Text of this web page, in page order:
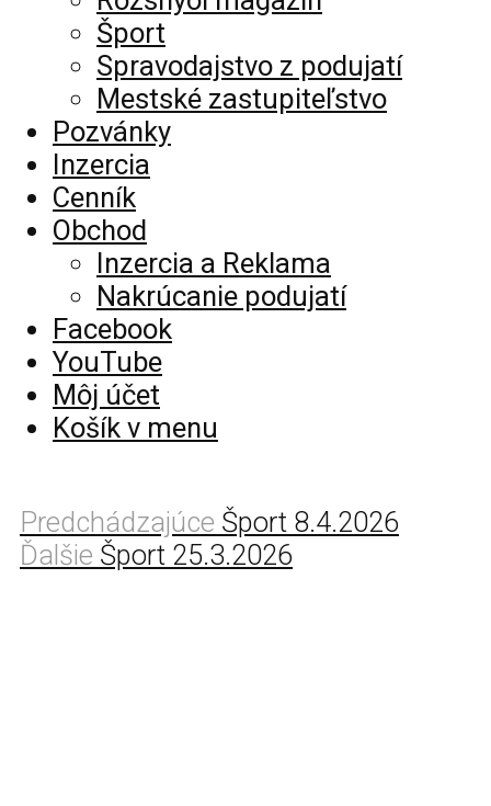
Šport
Spravodajstvo z podujatí
Mestské zastupiteľstvo
Pozvánky
Inzercia
Cenník
Obchod
Inzercia a Reklama
Nakrúcanie podujatí
Facebook
YouTube
Môj účet
Košík v menu
Predchádzajúce Šport 8.4.2026
Ďalšie Šport 25.3.2026